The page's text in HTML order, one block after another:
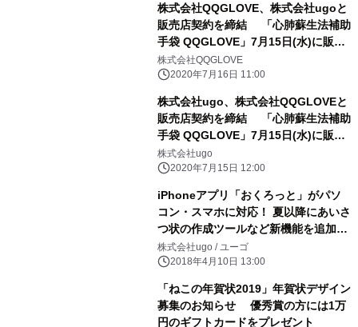
株式会社QQGLOVE、株式会社ugoと
販売店契約を締結 「心肺蘇生法補助
手袋 QQGLOVE」7月15日(水)に販売
開始
株式会社QQGLOVE
2020年7月16日 11:00
株式会社ugo、株式会社QQGLOVEと
販売店契約を締結 「心肺蘇生法補助
手袋 QQGLOVE」7月15日(水)に販売
開始
株式会社ugo
2020年7月15日 12:00
iPhoneアプリ「おくろっと」がパソ
コン・スマホに対応！ 夏以降にあいさ
つ状の作成ツールなど新機能を追加予
定
株式会社ugo / ユーゴ
2018年4月10日 13:00
「ねこの年賀状2019」年賀状デザイン
募集のお知らせ 優秀賞の方には1万
円のギフトカードをプレゼント